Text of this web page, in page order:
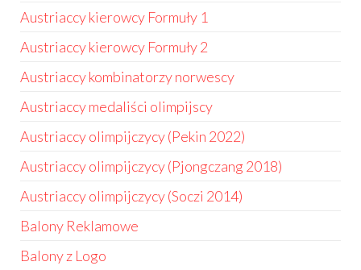
Austriaccy kierowcy Formuły 1
Austriaccy kierowcy Formuły 2
Austriaccy kombinatorzy norwescy
Austriaccy medaliści olimpijscy
Austriaccy olimpijczycy (Pekin 2022)
Austriaccy olimpijczycy (Pjongczang 2018)
Austriaccy olimpijczycy (Soczi 2014)
Balony Reklamowe
Balony z Logo